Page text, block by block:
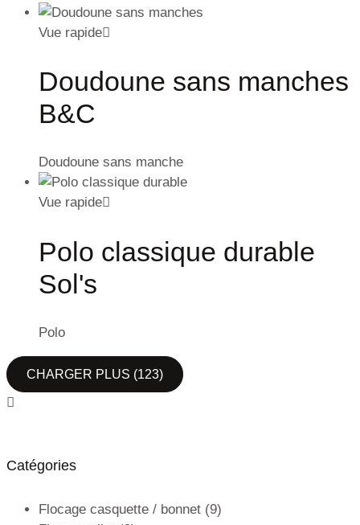
Vue rapide
Doudoune sans manches
B&C
Doudoune sans manche
Vue rapide
Polo classique durable
Sol's
Polo
CHARGER PLUS (123)
Catégories
Flocage casquette / bonnet (9)